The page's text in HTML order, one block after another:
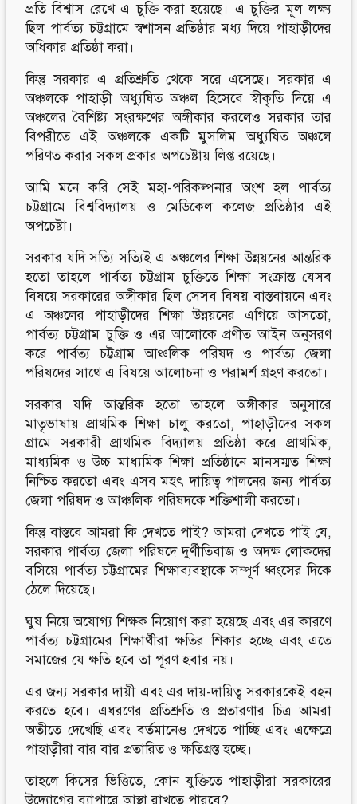
প্রতি বিশ্বাস রেখে এ চুক্তি করা হয়েছে। এ চুক্তির মূল লক্ষ্য
ছিল পার্বত্য চট্টগ্রামে স্বশাসন প্রতিষ্ঠার মধ্য দিয়ে পাহাড়ীদের
অধিকার প্রতিষ্ঠা করা।
কিন্তু সরকার এ প্রতিশ্রুতি থেকে সরে এসেছে। সরকার এ
অঞ্চলকে পাহাড়ী অধ্যুষিত অঞ্চল হিসেবে স্বীকৃতি দিয়ে এ
অঞ্চলের বৈশিষ্ট্য সংরক্ষণের অঙ্গীকার করলেও সরকার তার
বিপরীতে এই অঞ্চলকে একটি মুসলিম অধ্যুষিত অঞ্চলে
পরিণত করার সকল প্রকার অপচেষ্টায় লিপ্ত রয়েছে।
আমি মনে করি সেই মহা-পরিকল্পনার অংশ হল পার্বত্য
চট্টগ্রামে বিশ্ববিদ্যালয় ও মেডিকেল কলেজ প্রতিষ্ঠার এই
অপচেষ্টা।
সরকার যদি সত্যি সত্যিই এ অঞ্চলের শিক্ষা উন্নয়নের আন্তরিক
হতো তাহলে পার্বত্য চট্টগ্রাম চুক্তিতে শিক্ষা সংক্রান্ত যেসব
বিষয়ে সরকারের অঙ্গীকার ছিল সেসব বিষয় বাস্তবায়নে এবং
এ অঞ্চলের পাহাড়ীদের শিক্ষা উন্নয়নের এগিয়ে আসতো,
পার্বত্য চট্টগ্রাম চুক্তি ও এর আলোকে প্রণীত আইন অনুসরণ
করে পার্বত্য চট্টগ্রাম আঞ্চলিক পরিষদ ও পার্বত্য জেলা
পরিষদের সাথে এ বিষয়ে আলোচনা ও পরামর্শ গ্রহণ করতো।
সরকার যদি আন্তরিক হতো তাহলে অঙ্গীকার অনুসারে
মাতৃভাষায় প্রাথমিক শিক্ষা চালু করতো, পাহাড়ীদের সকল
গ্রামে সরকারী প্রাথমিক বিদ্যালয় প্রতিষ্ঠা করে প্রাথমিক,
মাধ্যমিক ও উচ্চ মাধ্যমিক শিক্ষা প্রতিষ্ঠানে মানসম্মত শিক্ষা
নিশ্চিত করতো এবং এসব মহৎ দায়িত্ব পালনের জন্য পার্বত্য
জেলা পরিষদ ও আঞ্চলিক পরিষদকে শক্তিশালী করতো।
কিন্তু বাস্তবে আমরা কি দেখতে পাই? আমরা দেখতে পাই যে,
সরকার পার্বত্য জেলা পরিষদে দুর্ণীতিবাজ ও অদক্ষ লোকদের
বসিয়ে পার্বত্য চট্টগ্রামের শিক্ষাব্যবস্থাকে সম্পূর্ণ ধ্বংসের দিকে
ঠেলে দিয়েছে।
ঘুষ নিয়ে অযোগ্য শিক্ষক নিয়োগ করা হয়েছে এবং এর কারণে
পার্বত্য চট্টগ্রামের শিক্ষার্থীরা ক্ষতির শিকার হচ্ছে এবং এতে
সমাজের যে ক্ষতি হবে তা পূরণ হবার নয়।
এর জন্য সরকার দায়ী এবং এর দায়-দায়িত্ব সরকারকেই বহন
করতে হবে। এধরণের প্রতিশ্রুতি ও প্রতারণার চিত্র আমরা
অতীতে দেখেছি এবং বর্তমানেও দেখতে পাচ্ছি এবং এক্ষেত্রে
পাহাড়ীরা বার বার প্রতারিত ও ক্ষতিগ্রস্ত হচ্ছে।
তাহলে কিসের ভিত্তিতে, কোন যুক্তিতে পাহাড়ীরা সরকারের